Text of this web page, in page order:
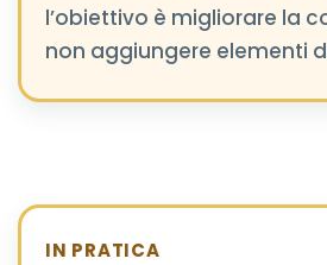
l’obiettivo è migliorare la
non aggiungere elementi
IN PRATICA